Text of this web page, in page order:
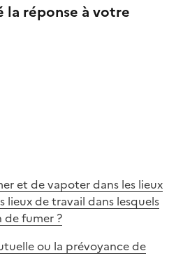
la réponse à votre
et de vapoter dans les lieux
lieux de travail dans lesquels
fumer ?
ou la prévoyance de